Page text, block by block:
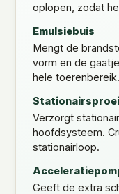
oplopen, zodat
Emulsiebuis
Mengt de
vorm en de
hele toerenbereik.
Verzorgt
hoofdsysteem.
stationairloop.
Geeft de extra